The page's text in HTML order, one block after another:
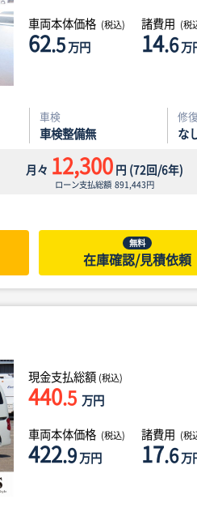
車両本体価格 (税込)
62.5万円
諸費用 (税
14.6万
車検
車検整備無
修
な
月々 12,300円 (72回/6年)
ローン支払総額 891,443円
無料
在庫確認/見積依頼
現金支払総額 (税込)
440.5 万円
車両本体価格 (税込)
422.9万円
諸費用 (税
17.6万